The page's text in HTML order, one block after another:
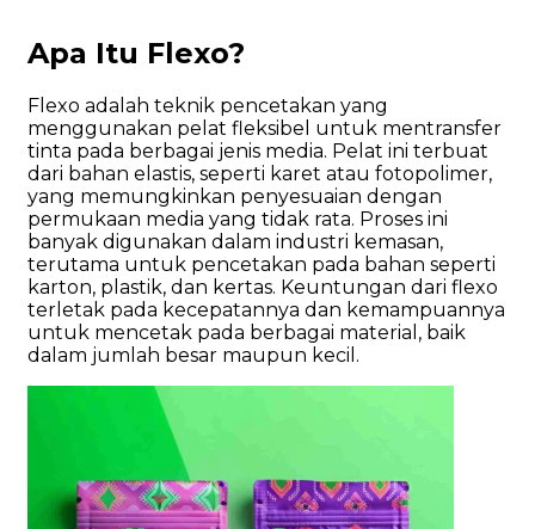
Apa Itu Flexo?
Flexo adalah teknik pencetakan yang
menggunakan pelat fleksibel untuk mentransfer
tinta pada berbagai jenis media. Pelat ini terbuat
dari bahan elastis, seperti karet atau fotopolimer,
yang memungkinkan penyesuaian dengan
permukaan media yang tidak rata. Proses ini
banyak digunakan dalam industri kemasan,
terutama untuk pencetakan pada bahan seperti
karton, plastik, dan kertas. Keuntungan dari flexo
terletak pada kecepatannya dan kemampuannya
untuk mencetak pada berbagai material, baik
dalam jumlah besar maupun kecil.